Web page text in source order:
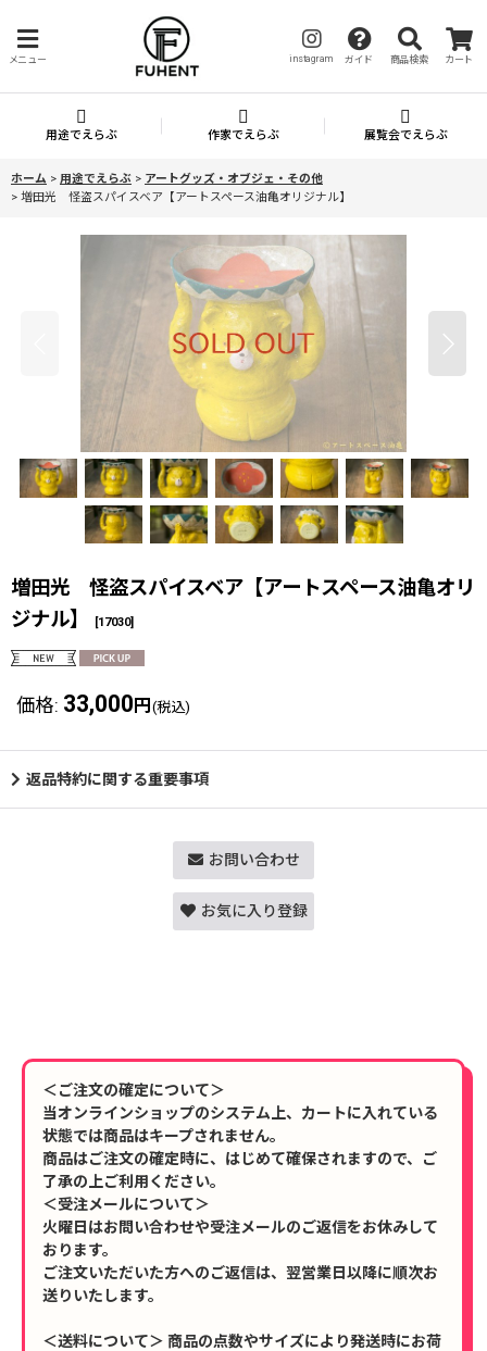
メニュー instagram ガイド 商品検索 カート
用途でえらぶ 作家でえらぶ 展覧会でえらぶ
ホーム > 用途でえらぶ > アートグッズ・オブジェ・その他
> 増田光 怪盗スパイスベア【アートスペース油亀オリジナル】
増田光 怪盗スパイスベア【アートスペース油亀オリ
ジナル】
[17030]
価格: 33,000 円 (税込)
返品特約に関する重要事項
お問い合わせ
お気に入り登録
＜ご注文の確定について＞
当オンラインショップのシステム上、カートに入れている
状態では商品はキープされません。
商品はご注文の確定時に、はじめて確保されますので、ご
了承の上ご利用ください。
＜受注メールについて＞
火曜日はお問い合わせや受注メールのご返信をお休みして
おります。
ご注文いただいた方へのご返信は、翌営業日以降に順次お
送りいたします。
＜送料について＞ 商品の点数やサイズにより発送時にお荷